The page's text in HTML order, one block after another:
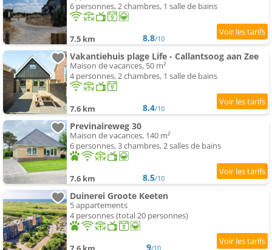
6 personnes, 2 chambres, 1 salle de bains
7.5 km 8.8/10
Vakantiehuis plage Life - Callantsoog aan Zee
Maison de vacances, 50 m²
4 personnes, 2 chambres, 1 salle de bains
7.6 km 8.4/10
Previnaireweg 30
Maison de vacances, 140 m²
6 personnes, 3 chambres, 2 salles de bains
7.6 km 8.5/10
Duinerei Groote Keeten
5 appartements
4 personnes (total 20 personnes)
9/10